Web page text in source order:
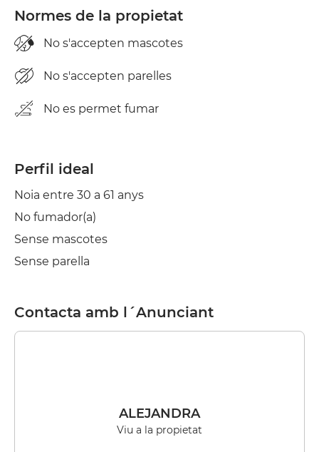
Normes de la propietat
No s'accepten mascotes
No s'accepten parelles
No es permet fumar
Perfil ideal
Noia entre 30 a 61 anys
No fumador(a)
Sense mascotes
Sense parella
Contacta amb l´Anunciant
ALEJANDRA
Viu a la propietat